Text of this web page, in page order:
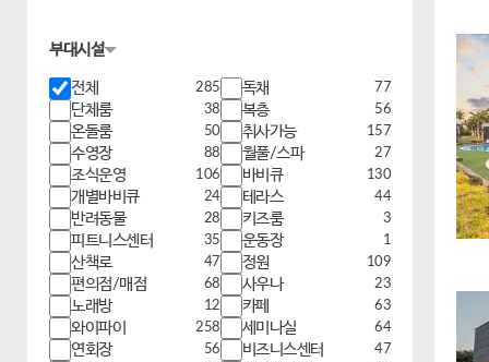
부대시설
전체 285 독채 77
단체룸 38 복층 56
온돌룸 50 취사가능 157
수영장 88 월풀/스파 27
조식운영 106 바비큐 130
개별바비큐 24 테라스 44
반려동물 28 키즈룸 3
피트니스센터 35 운동장 1
산책로 47 정원 109
편의점/매점 68 사우나 23
노래방 12 카페 63
와이파이 258 세미나실 64
연회장 56 비즈니스센터 47